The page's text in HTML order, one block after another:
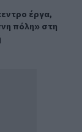
Επιτροπή -
έργα,
έργα,
πόλη» στη